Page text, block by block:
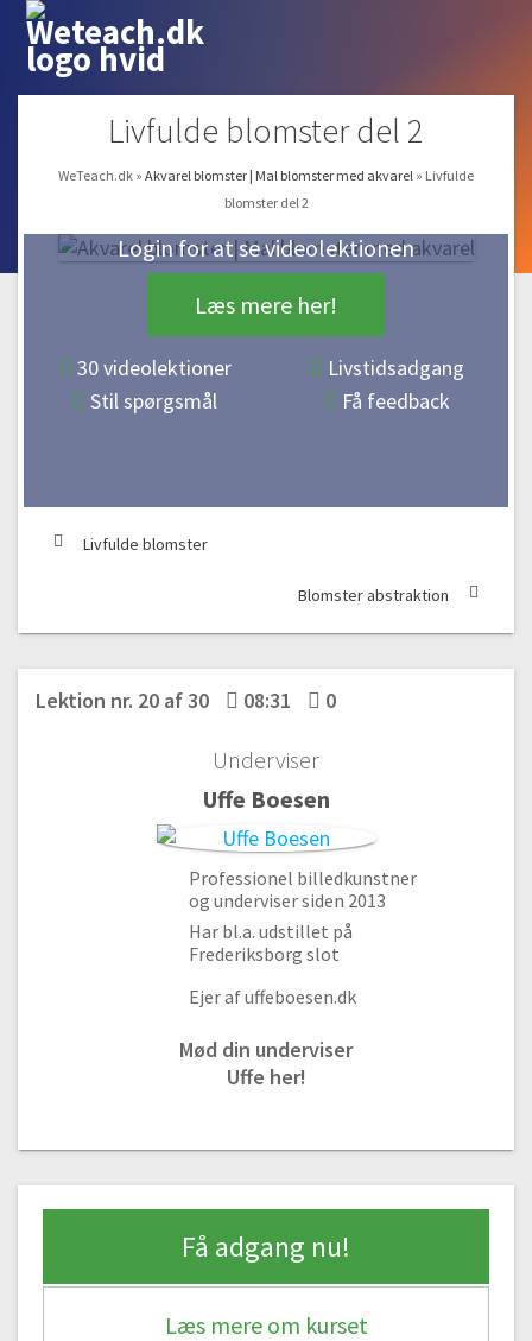
Livfulde blomster del 2
WeTeach.dk » Akvarel blomster | Mal blomster med akvarel » Livfulde
blomster del 2
Login for at se videolektionen
Læs mere her!
30 videolektioner
Livstidsadgang
Stil spørgsmål
Få feedback
Livfulde blomster
Blomster abstraktion
Lektion nr. 20 af 30 08:31 0
Underviser
Uffe Boesen
Professionel billedkunstner
og underviser siden 2013
Har bl.a. udstillet på
Frederiksborg slot
Ejer af uffeboesen.dk
Mød din underviser
Uffe her!
Få adgang nu!
Læs mere om kurset
#1 Mal grønne farver
09:09
#3 Monochrome akvarel øvelse del 2
13:19
#5 Mal med 2 farver del 2
15:32
#10 Naturens farver del 2
#11 Farverige natur farver
10:42
#13 Farverige natur farver del 3
08.02